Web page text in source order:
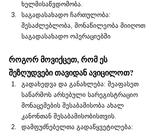
ხელმისაწვდომობა.
საგადასახადო ჩართულობა:
შესაძლებლობა, მონაწილეობა მიიღოთ
საგადასახადო ოპერაციებში
როგორ მოვიქცეთ, რომ ეს
შეზღუდვები თავიდან ავიცილოთ?
გადახედვა და განახლება: შეაფასეთ
საწარმოს არსებული სარეგისტრაციო
მონაცემების შესაბამისობა ახალ
კანონთან შესაბამისობისთვის.
დამფუძნებელთა გადაწყვეტილება: